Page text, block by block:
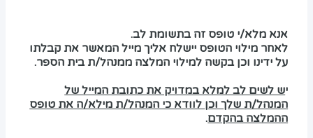
אנא מלא/י טופס זה בתשומת לב.
לאחר מילוי הטופס יישלח אליך מייל המאשר את קבלתו
על ידינו וכן בקשה למילוי המלצה ממנהל/ת בית הספר.
יש לשים לב למלא במדויק את כתובת המייל של
המנהל/ת שלך וכן לוודא כי המנהל/ת מילא/ה את טופס
ההמלצה בהקדם.